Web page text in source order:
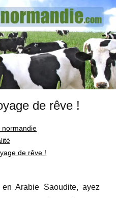
de rêve !
normandie
de rêve !
Arabie Saoudite, ayez